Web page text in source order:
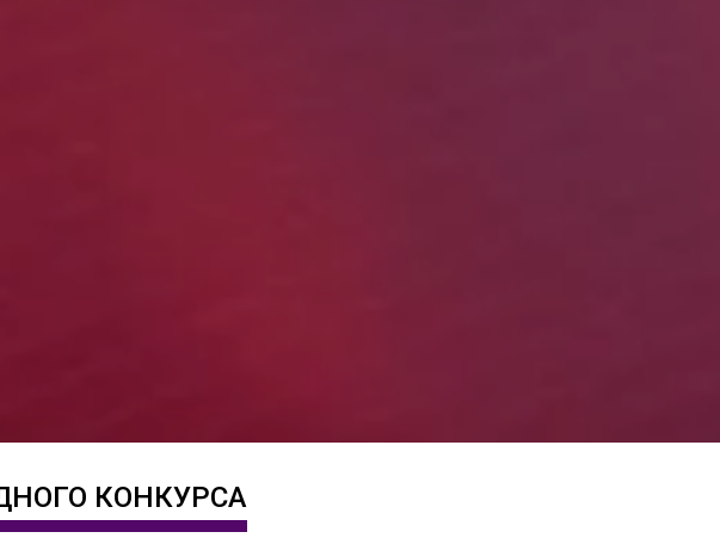
КОНКУРСА